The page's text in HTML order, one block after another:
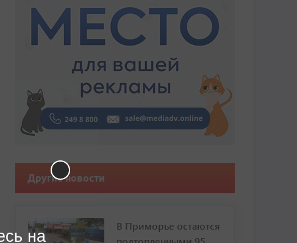
Другие новости
В Приморье остаются
на